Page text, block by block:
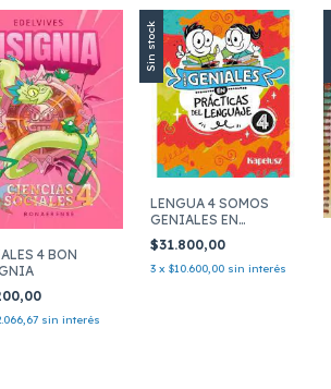
4 BON
sin interés
Sin stock
LENGUA 4 SOMOS
GENIALES EN
PRACTICAS DEL
$31.800,00
3 x $10.600,00 sin interés